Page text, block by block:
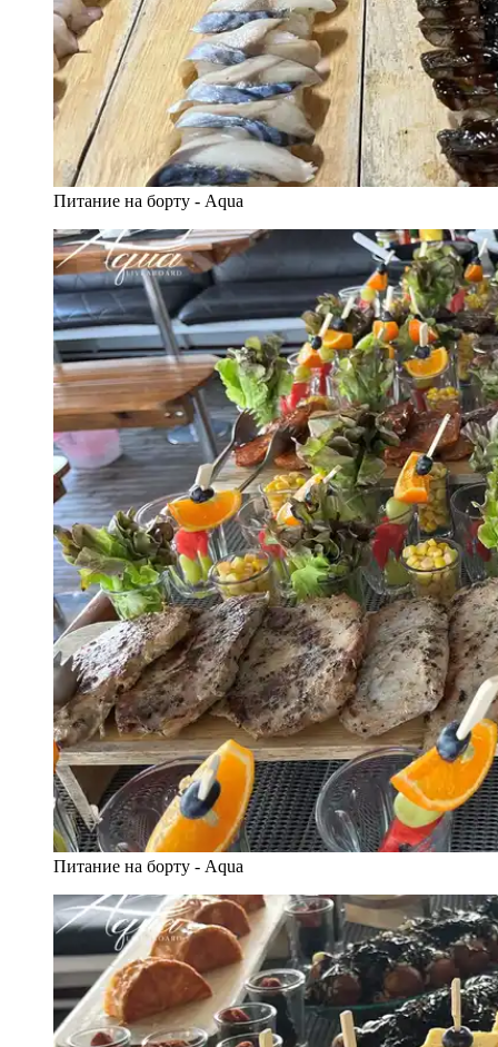
Питание на борту - Aqua
Питание на борту - Aqua